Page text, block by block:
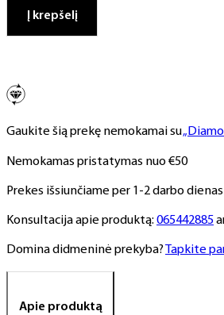
lakas,
Į krepšelį
Gaukite šią prekę nemokamai su
Nemokamas pristatymas nuo €50
Prekes išsiunčiame per 1-2 darbo dienas
Konsultacija apie produktą: 065442885
Domina didmeninė prekyba? Tapkite
Apie produktą